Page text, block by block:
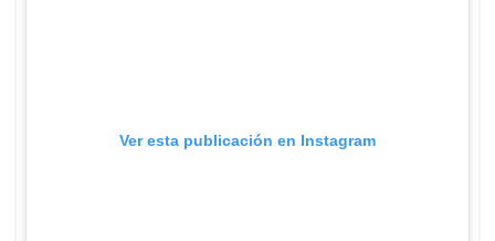
Ver esta publicación en Instagram